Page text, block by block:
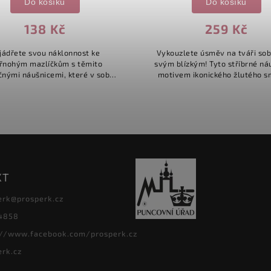
138 Kč
Do košíku
svou náklonnost ke
mazlíčkům s těmito
náušnicemi, které v sobě
259 Kč
Do košíku
Vykouzlete úsměv na tváři
svým blízkým! Tyto stříbrné
motivem ikonického žlutého
@prosperk.cz
www.facebook.com/prosperk.cz